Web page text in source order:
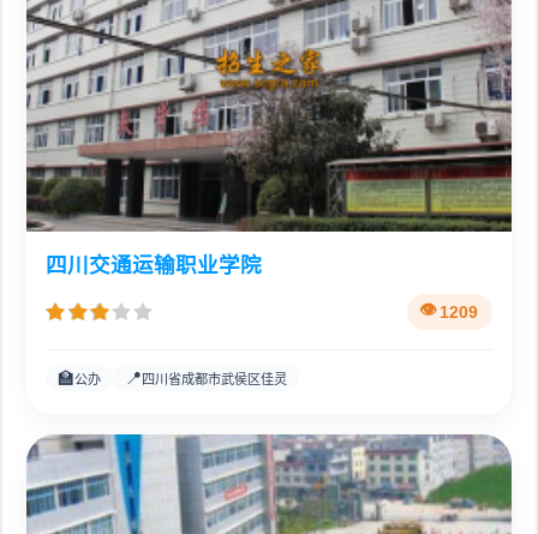
四川交通运输职业学院
1209
🏫公办 📍四川省成都市武侯区佳灵